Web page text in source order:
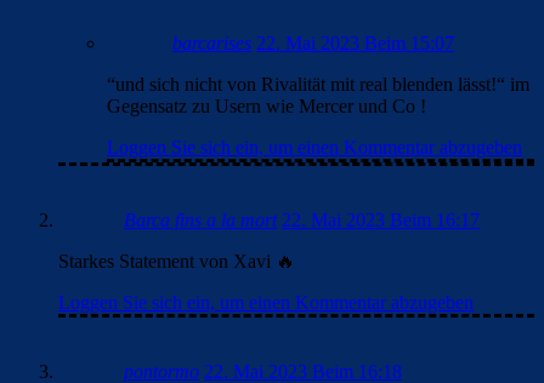
barcarises 22. Mai 2023 Beim 15:07
“und sich nicht von Rivalität mit real blenden lässt!“ im
Gegensatz zu Usern wie Mercer und Co !
Loggen Sie sich ein, um einen Kommentar abzugeben
Barca fins a la mort 22. Mai 2023 Beim 16:17
Starkes Statement von Xavi 🔥
Loggen Sie sich ein, um einen Kommentar abzugeben
pontormo 22. Mai 2023 Beim 16:18